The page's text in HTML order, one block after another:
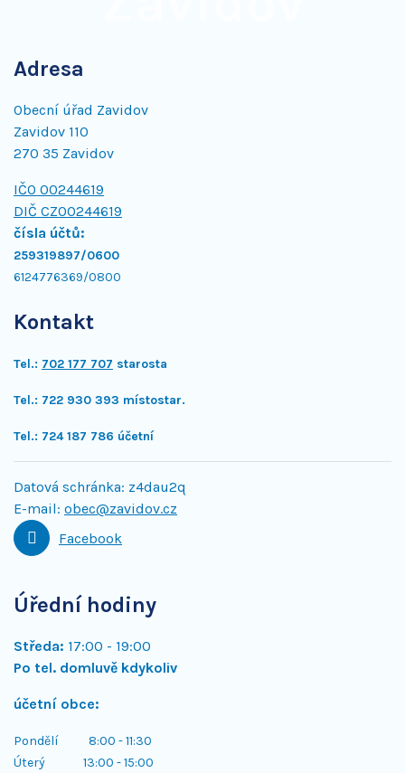
Adresa
Obecní úřad Zavidov
Zavidov 110
270 35 Zavidov
IČO 00244619
DIČ CZ00244619
čísla účtů:
259319897/0600
6124776369/0800
Kontakt
Tel.: 702 177 707 starosta
Tel.: 722 930 393 místostar.
Tel.: 724 187 786 účetní
Datová schránka: z4dau2q
E-mail: obec@zavidov.cz
Facebook
Úřední hodiny
Středa: 17:00 - 19:00
Po tel. domluvě kdykoliv
účetní obce:
Pondělí 8:00 - 11:30
Úterý 13:00 - 15:00